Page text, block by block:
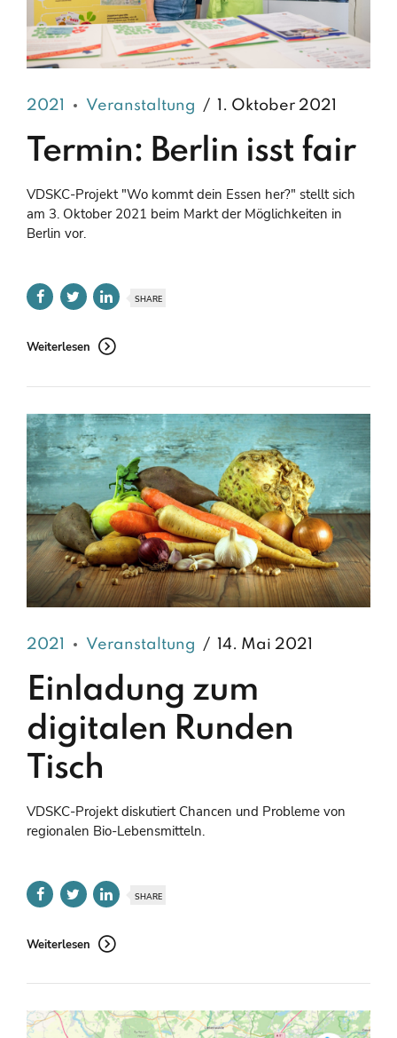
2021 Veranstaltung 1. Oktober 2021
Termin: Berlin isst fair
VDSKC-Projekt "Wo kommt dein Essen her?" stellt sich
am 3. Oktober 2021 beim Markt der Möglichkeiten in
Berlin vor.
SHARE
Weiterlesen
2021 Veranstaltung 14. Mai 2021
Einladung zum
digitalen Runden
Tisch
VDSKC-Projekt diskutiert Chancen und Probleme von
regionalen Bio-Lebensmitteln.
SHARE
Weiterlesen